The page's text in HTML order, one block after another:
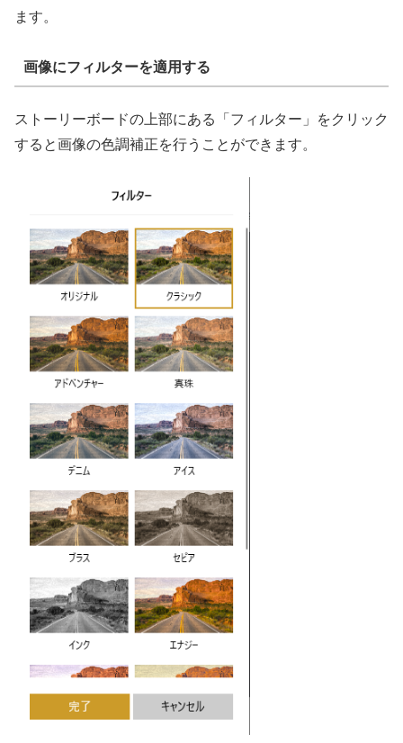
ます。
画像にフィルターを適用する
ストーリーボードの上部にある「フィルター」をクリック
すると画像の色調補正を行うことができます。